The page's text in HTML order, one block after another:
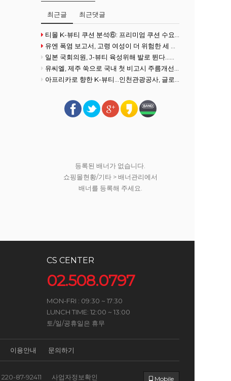
최근글 최근댓글
티몰 K-뷰티 쿠션 분석⑥: 프리미엄 쿠션 수요 확대
유엔 폭염 보고서, 고령 여성이 더 위험한 세 가지 이유
일본 국회의원, J-뷰티 육성위해 발로 뛴다...화장품협회 방문
유씨엘, 제주 쑥으로 국내 첫 비고시 주름개선 기능성 획득
아프리카로 향한 K-뷰티…인천관광공사, 글로벌사우스 공략 강화
등록된 배너가 없습니다.
쇼핑몰현황/기타 > 배너관리에서
배너를 등록해 주세요.
CS CENTER
02.508.0797
MON-FRI : 09:30 ~ 17:30
LUNCH TIME: 12:00 ~ 13:00
토/일/공휴일은 휴무
이용안내 문의하기
220-87-92411 사업자정보확인 Mobile